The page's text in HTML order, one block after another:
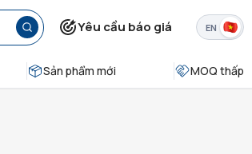
Yêu cầu báo giá EN
Sản phẩm mới MOQ thấp